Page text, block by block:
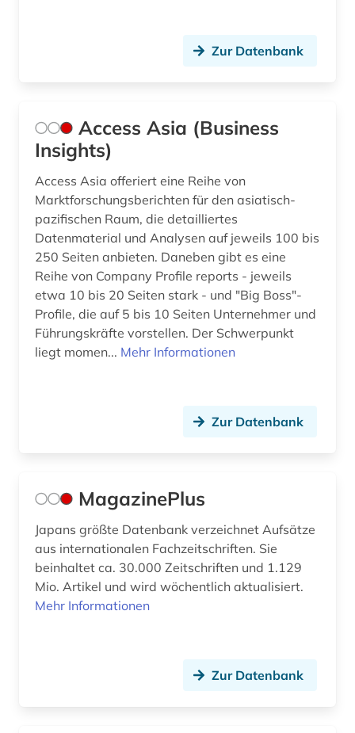
Zur Datenbank
Access Asia (Business
Insights)
Access Asia offeriert eine Reihe von
Marktforschungsberichten für den asiatisch-
pazifischen Raum, die detailliertes
Datenmaterial und Analysen auf jeweils 100 bis
250 Seiten anbieten. Daneben gibt es eine
Reihe von Company Profile reports - jeweils
etwa 10 bis 20 Seiten stark - und "Big Boss"-
Profile, die auf 5 bis 10 Seiten Unternehmer und
Führungskräfte vorstellen. Der Schwerpunkt
liegt momen... Mehr Informationen
Zur Datenbank
MagazinePlus
Japans größte Datenbank verzeichnet Aufsätze
aus internationalen Fachzeitschriften. Sie
beinhaltet ca. 30.000 Zeitschriften und 1.129
Mio. Artikel und wird wöchentlich aktualisiert.
Mehr Informationen
Zur Datenbank